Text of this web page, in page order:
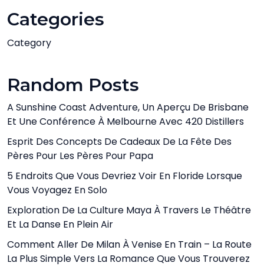
Categories
Category
Random Posts
A Sunshine Coast Adventure, Un Aperçu De Brisbane
Et Une Conférence À Melbourne Avec 420 Distillers
Esprit Des Concepts De Cadeaux De La Fête Des
Pères Pour Les Pères Pour Papa
5 Endroits Que Vous Devriez Voir En Floride Lorsque
Vous Voyagez En Solo
Exploration De La Culture Maya À Travers Le Théâtre
Et La Danse En Plein Air
Comment Aller De Milan À Venise En Train – La Route
La Plus Simple Vers La Romance Que Vous Trouverez